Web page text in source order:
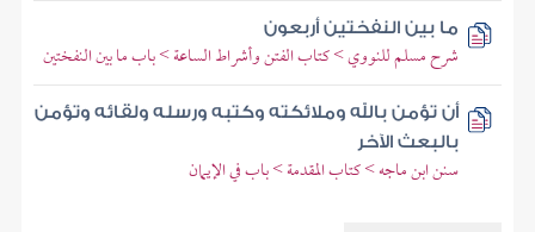
ما بين النفختين أربعون
شرح مسلم للنووي > كتاب الفتن وأشراط الساعة > باب ما بين النفختين
أن تؤمن بالله وملائكته وكتبه ورسله ولقائه وتؤمن
بالبعث الآخر
سنن ابن ماجه > كتاب المقدمة > باب في الإيمان